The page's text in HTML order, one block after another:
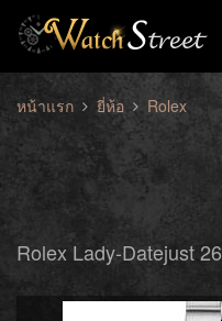
หน้าแรก ยี่ห้อ Rolex
Rolex Lady-Datejust 26